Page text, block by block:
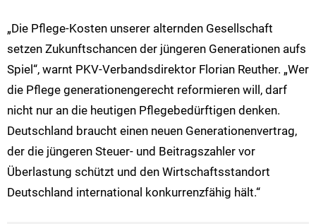
„Die Pflege-Kosten unserer alternden Gesellschaft
setzen Zukunftschancen der jüngeren Generationen aufs
Spiel“, warnt PKV-Verbandsdirektor Florian Reuther. „Wer
die Pflege generationengerecht reformieren will, darf
nicht nur an die heutigen Pflegebedürftigen denken.
Deutschland braucht einen neuen Generationenvertrag,
der die jüngeren Steuer- und Beitragszahler vor
Überlastung schützt und den Wirtschaftsstandort
Deutschland international konkurrenzfähig hält.“